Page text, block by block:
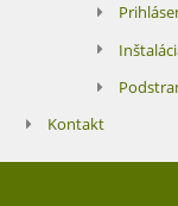
Kontakt